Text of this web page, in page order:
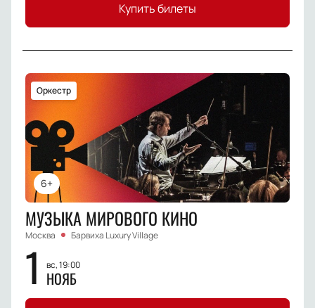
Купить билеты
6+
Оркестр
МУЗЫКА МИРОВОГО КИНО
Москва Барвиха Luxury Village
1 вс, 19:00
НОЯБ